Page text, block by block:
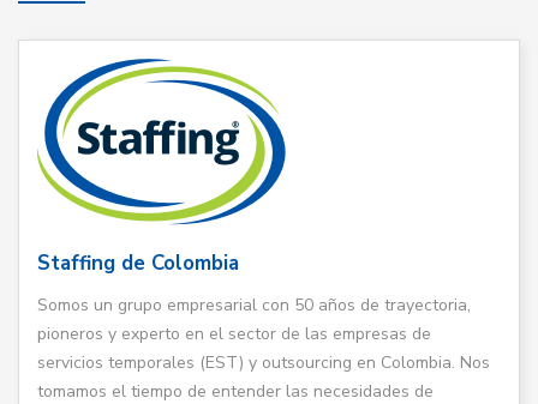
Staffing de Colombia
Somos un grupo empresarial con 50 años de trayectoria,
pioneros y experto en el sector de las empresas de
servicios temporales (EST) y outsourcing en Colombia. Nos
tomamos el tiempo de entender las necesidades de